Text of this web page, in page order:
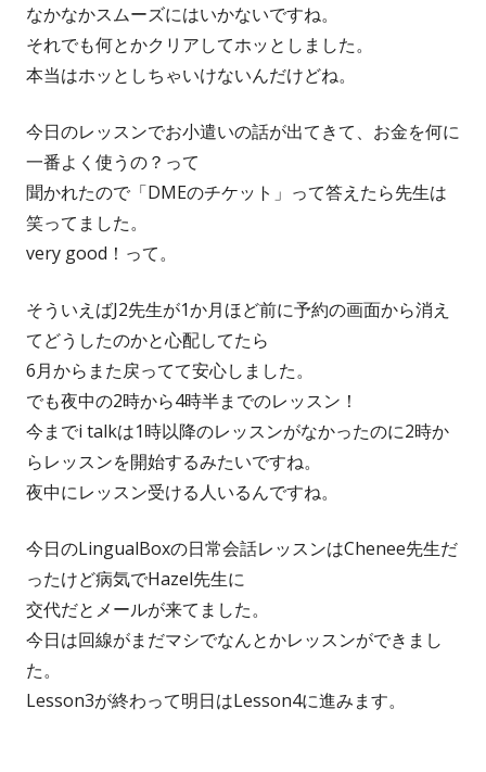
なかなかスムーズにはいかないですね。
それでも何とかクリアしてホッとしました。
本当はホッとしちゃいけないんだけどね。
今日のレッスンでお小遣いの話が出てきて、お金を何に
一番よく使うの？って
聞かれたので「DMEのチケット」って答えたら先生は
笑ってました。
very good！って。
そういえばJ2先生が1か月ほど前に予約の画面から消え
てどうしたのかと心配してたら
6月からまた戻ってて安心しました。
でも夜中の2時から4時半までのレッスン！
今までi talkは1時以降のレッスンがなかったのに2時か
らレッスンを開始するみたいですね。
夜中にレッスン受ける人いるんですね。
今日のLingualBoxの日常会話レッスンはChenee先生だ
ったけど病気でHazel先生に
交代だとメールが来てました。
今日は回線がまだマシでなんとかレッスンができまし
た。
Lesson3が終わって明日はLesson4に進みます。